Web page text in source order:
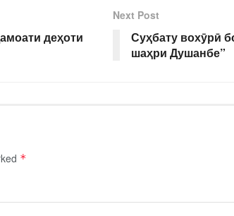
деҳоти
Next Post
Суҳбату вохӯрӣ
шаҳри Душанбе”
*